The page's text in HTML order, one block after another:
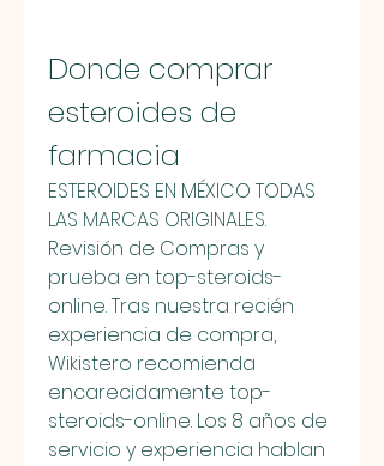
Donde comprar
esteroides de
farmacia
ESTEROIDES EN MÉXICO TODAS
LAS MARCAS ORIGINALES.
Revisión de Compras y
prueba en top-steroids-
online. Tras nuestra recién
experiencia de compra,
Wikistero recomienda
encarecidamente top-
steroids-online. Los 8 años de
servicio y experiencia hablan